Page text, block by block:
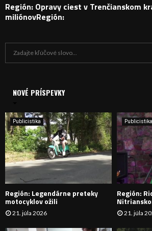
Región: Opravy ciest v Trenčianskom
miliónovRegión:
i
e
:
NOVÉ PRÍSPEVKY
Publicistika
Región: Legendárne preteky
motocyklov ožili
21. júla 2026
Publicistika
Región:
21. júla